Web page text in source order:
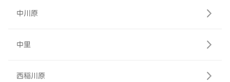
中川原
中里
西稲川原